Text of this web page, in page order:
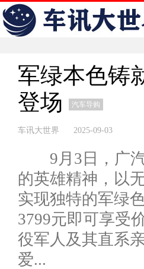
军绿本色铸
登场
汽车导购
车讯大世界 2025-09-03
9月3日，广汽
的英雄精神，以
实现独特的军绿
3799元即可享受
役军人及其直系
爱...